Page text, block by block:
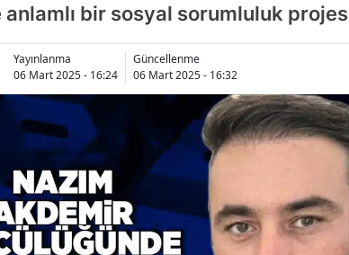
bir sosyal sorumluluk
Yayınlanma
06 Mart 2025 - 16:24
Güncellenme
06 Mart 2025 - 16:32